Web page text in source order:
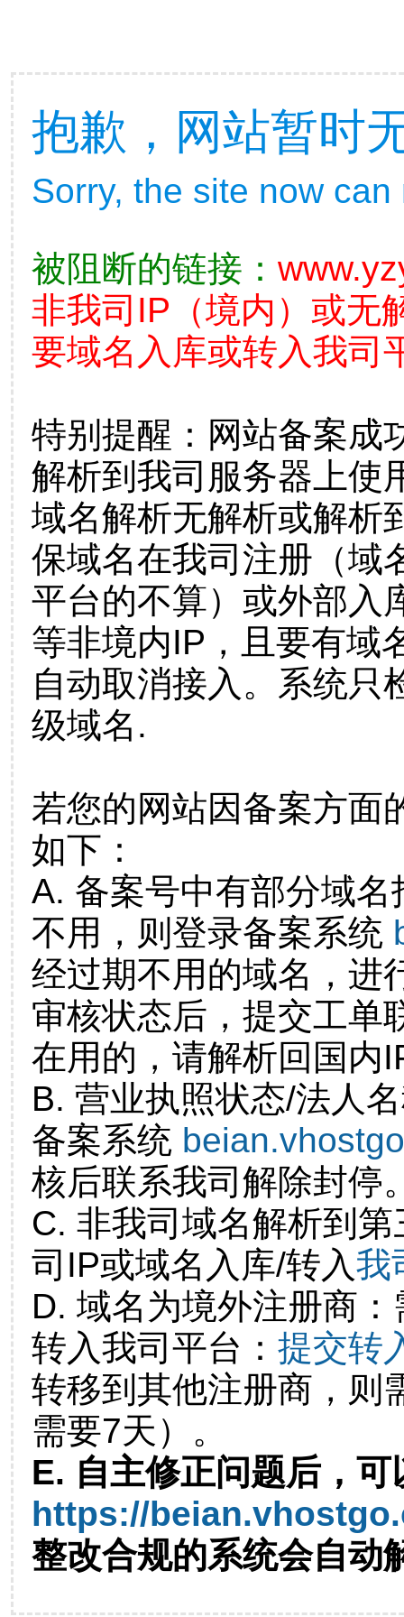
抱歉，网站暂时
Sorry, the site now
被阻断的链接：
非我司IP（境内）或无
要域名入库或转入我司
特别提醒：网站备案成
解析到我司服务器上使
域名解析无解析或解析
保域名在我司注册（域
平台的不算）或外部入
等非境内IP，且要有域
自动取消接入。系统只
级域名.
若您的网站因备案方面
如下：
A. 备案号中有部分域
不用，则登录备案系统
经过期不用的域名，进
审核状态后，提交工单
在用的，请解析回国内
B. 营业执照状态/法人
备案系统
核后联系我司解除封停
C. 非我司域名解析到
司IP或域名入库/转入我
D. 域名为境外注册商
转入我司平台： 提交转
转移到其他注册商，则
需要7天）。
E. 自主修正问题后，可
https://
整改合规的系统会自动